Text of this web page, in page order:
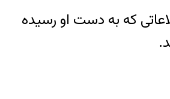
است که بر اساس برآورد اطلاعاتی که به دست او رسیده